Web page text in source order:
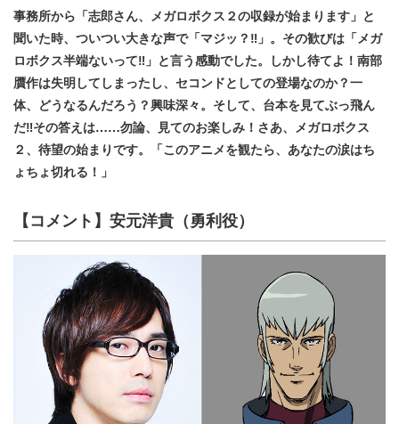
事務所から「志郎さん、メガロボクス２の収録が始まります」と
聞いた時、ついつい大きな声で「マジッ？‼️」。その歓びは「メガ
ロボクス半端ないって‼️」と言う感動でした。しかし待てよ！南部
贋作は失明してしまったし、セコンドとしての登場なのか？一
体、どうなるんだろう？興味深々。そして、台本を見てぶっ飛ん
だ‼️その答えは……勿論、見てのお楽しみ！さあ、メガロボクス
２、待望の始まりです。「このアニメを観たら、あなたの涙はち
ょちょ切れる！」
【コメント】 安元洋貴 （勇利役）